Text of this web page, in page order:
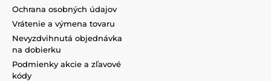
Ochrana osobných údajov
Vrátenie a výmena tovaru
Nevyzdvihnutá objednávka
na dobierku
Podmienky akcie a zľavové
kódy